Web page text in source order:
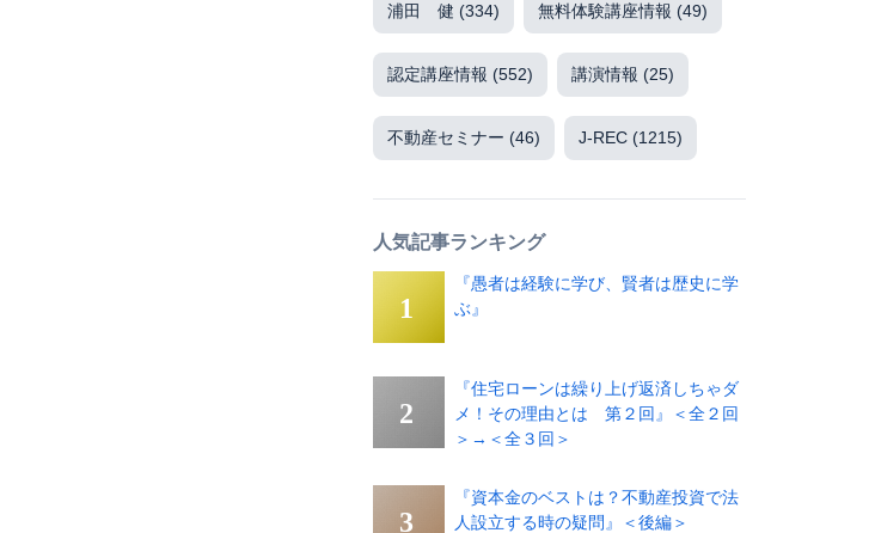
浦田 健 (334) 無料体験講座情報 (49)
認定講座情報 (552) 講演情報 (25)
不動産セミナー (46) J-REC (1215)
人気記事ランキング
『愚者は経験に学び、賢者は歴史に学
ぶ』
『住宅ローンは繰り上げ返済しちゃダ
メ！その理由とは 第２回』＜全２回
＞→＜全３回＞
『資本金のベストは？不動産投資で法
人設立する時の疑問』＜後編＞